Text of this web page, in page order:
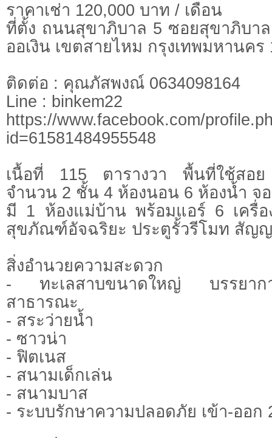
ราคาเช่า 120,000 บาท / เดือน
ที่ตั้ง ถนนสุขาภิบาล 5 ซอยสุขาภิบา
ออเงิน เขตสายไหม กรุงเทพมหานคร
ติดต่อ : คุณภัสพงณ์ 0634098164
Line : binkem22
https://www.facebook.com/
id=61581484955548
เนื้อที่ 115 ตารางวา พื้นที่ใช้สอย
จำนวน 2 ชั้น 4 ห้องนอน 6 ห้องน้ำ จ
มี 1 ห้องแม่บ้าน พร้อมแอร์ 6 เครื่อ
สุขภัณฑ์อัจฉริยะ ประตูรั้วรีโมท สัญ
สิ่งอำนวยความสะดวก
- ทะเลสาบขนาดใหญ่ บรรยากา
สาธารณะ
- สระว่ายน้ำ
- ซาวน่า
- ฟิตเนส
- สนามเด็กเล่น
- สนามบาส
- ระบบรักษาความปลอดภัย เข้า-ออก